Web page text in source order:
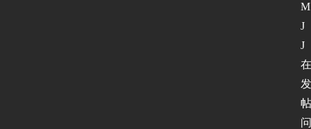
M
J
J
在
发
帖
问